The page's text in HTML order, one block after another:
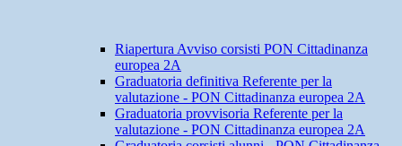
Riapertura Avviso corsisti PON Cittadinanza
europea 2A
Graduatoria definitiva Referente per la
valutazione - PON Cittadinanza europea 2A
Graduatoria provvisoria Referente per la
valutazione - PON Cittadinanza europea 2A